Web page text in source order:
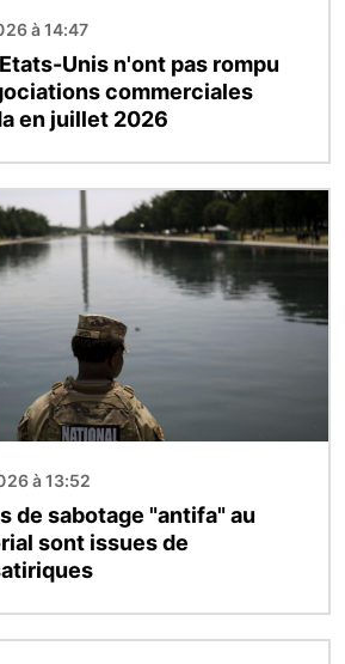
à 14:47
Unis n'ont pas rompu
commerciales
en juillet 2026
à 13:52
de sabotage "antifa" au
sont issues de